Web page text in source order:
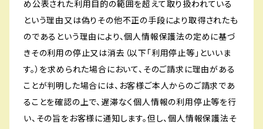
め公表された利用目的の範囲を超えて取り扱われている
という理由又は偽りその他不正の手段により取得されたも
のであるという理由により、個人情報保護法の定めに基づ
きその利用の停止又は消去（以下「利用停止等」といいま
す。）を求められた場合において、そのご請求に理由がある
ことが判明した場合には、お客様ご本人からのご請求であ
ることを確認の上で、遅滞なく個人情報の利用停止等を行
い、その旨をお客様に通知します。但し、個人情報保護法そ